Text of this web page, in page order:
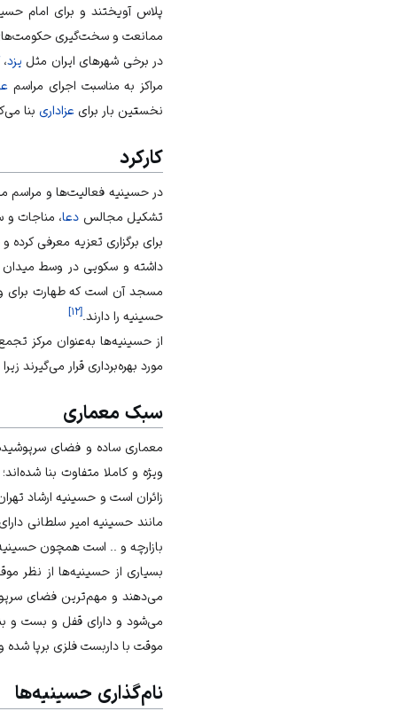
پلاس آویختند و برای امام
ممانعت و سخت‌گیری حکومت‌های
در برخی شهرهای ایران مثل یزد،
مراکز به مناسبت اجرای مراسم
نخستین بار برای عزاداری بنا
کارکرد
در حسینیه فعالیت‌ها و مراسم
تشکیل مجالس دعا، مناجات و
برای برگزاری تعزیه معرفی
داشته و سکویی در وسط میدان
مسجد آن است که طهارت برای
حسینیه را دارند.[۱۲]
از حسینیه‌ها به‌عنوان مرکز
مورد بهره‌برداری قرار می‌گیرند
سبک معماری
معماری ساده و فضای
ويژه و کاملا متفاوت بنا
زائران است و حسینیه ارشاد
مانند حسینیه امیر سلطانی
بازارچه و .. است همچون
بسیاری از حسینیه‌ها از نظر
می‌دهند و مهم‌ترین فضای
می‌شود و دارای قفل و بست و
موقت با داربست فلزی برپا شده
نام‌گذاری حسینیه‌ها